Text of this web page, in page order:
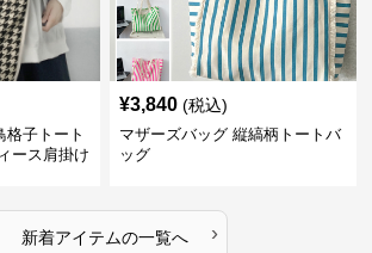
格子トート
ース肩掛け
¥3,840 (税込)
マザーズバッグ 縦縞柄トートバ
ッグ
新着アイテムの一覧へ ›